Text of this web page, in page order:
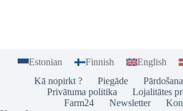
Estonian Finnish English
Kā nopirkt ?
Piegāde
Privātuma politika
Lojalitātes
Farm24
Newsletter